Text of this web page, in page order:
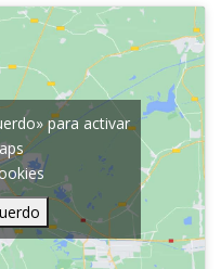
para activar